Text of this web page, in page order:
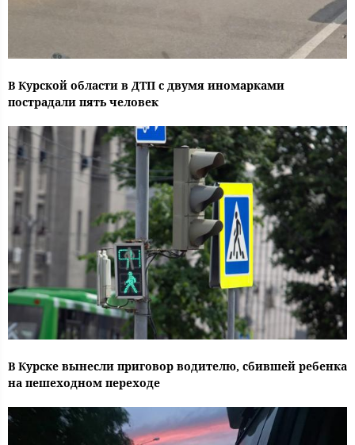
В Курской области в ДТП с двумя иномарками
пострадали пять человек
В Курске вынесли приговор водителю, сбившей ребенка
на пешеходном переходе